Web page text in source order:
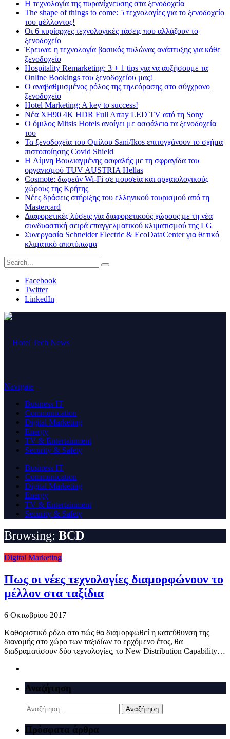
Η τεχνολογία της πυρανίχνευσης στα ξενοδοχεία
The shape of things to come: 5 τεχνολογίες για το ξενοδοχείο
του μέλλοντος!
Οι 6 κυρίαρχες τεχνολογικές τάσεις που αλλάζουν το
ξενοδοχείο
Έρευνα: η τεχνολογία βασικός πυλώνας ανάπτυξης για κάθε
ξενοδοχείο
Hospitality Remarketing: 3 + 1 tips για να αυξήσουμε τα
Online Bookings του ξενοδοχείου μας!
Ο αναβαθμισμένος ρόλος της τηλεόρασης στο σύγχρονο
ξενοδοχείο
Hotel Marketing: A key to success!
Νέα XH90 4K HDR Full Array LED TV από τη Sony
Ο όμιλος Mitsis Hotels ανοίγει με ασφάλεια τα ξενοδοχεία
του
Τα ξενοδοχεία του Ομίλου Sani/Ikos επιτυγχάνουν το σχήμα
πιστοποίησης Covid Shield
H Λίμνη Βουλιαγμένης ασφαλής με τη σφραγίδα του
οργανισμού TUV AUSTRIA Hellas
Cosmote: δωρεάν Wi-Fi σε μουσεία και αρχαιολογικούς
χώρους της Κρήτης
Νέες δράσεις στήριξης του ελληνικού τουρισμού από τη
Mastercard
Διαφορετικές λύσεις για διαφορετικούς χώρους με τη νέα
συνδυαστική σειρά επαγγελματικού κλιματισμού της LG
Συνεργασία Schneider Electric & EcoDataCenter για θετικό
κλιματικό αποτύπωμα
Facebook
Twitter
LinkedIn
Navigate
Business IT
Communication
Digital Marketing
Energy
TV & Entertainment
Security & Safety
Business IT
Communication
Digital Marketing
Energy
TV & Entertainment
Security & Safety
Browsing: BCD
Digital Marketing
Πως οι νέες τεχνολογίες διαμορφώνουν το
μέλλον στα ταξίδια
6 Οκτωβρίου 2017
Kαθοριστικό ρόλο στο πώς θα διαμορφωθεί η κατεύθυνση της
διανομής στο χώρο των ταξιδίων το ερχόμενο έτος, θα
διαδραματίσουν δύο τεχνολογίες, το New Distribution Capability…
Αναζήτηση
Αναζήτηση
για:
Πρόσφατα άρθρα